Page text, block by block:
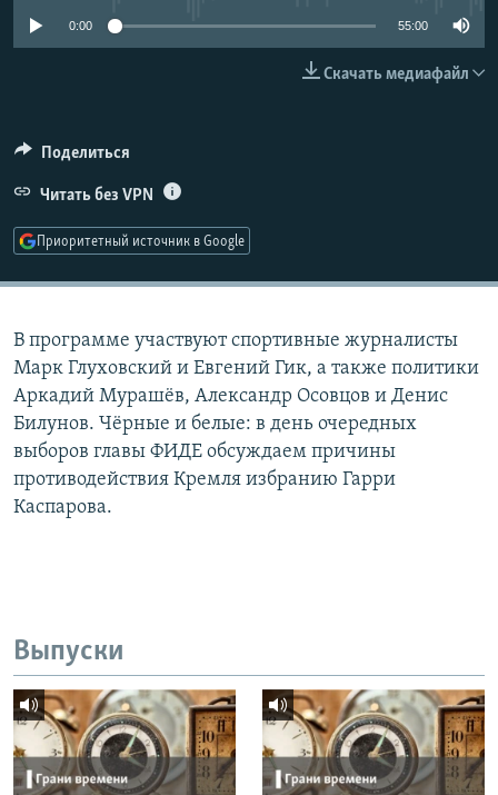
0:00 55:00
Скачать медиафайл
Поделиться
Читать без VPN
Приоритетный источник в Google
В программе участвуют спортивные журналисты
Марк Глуховский и Евгений Гик, а также политики
Аркадий Мурашёв, Александр Осовцов и Денис
Билунов. Чёрные и белые: в день очередных
выборов главы ФИДЕ обсуждаем причины
противодействия Кремля избранию Гарри
Каспарова.
Выпуски